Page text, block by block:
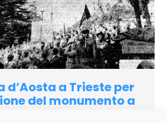
d’Aosta a Trieste per
del monumento a